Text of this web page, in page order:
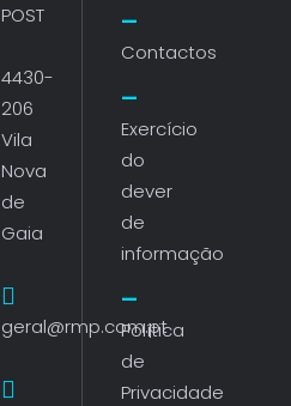
POST
4430-
206
Vila
Nova
de
Gaia
geral@rmp.com.pt
Contactos
Exercício
do
dever
de
informação
Política
de
Privacidade